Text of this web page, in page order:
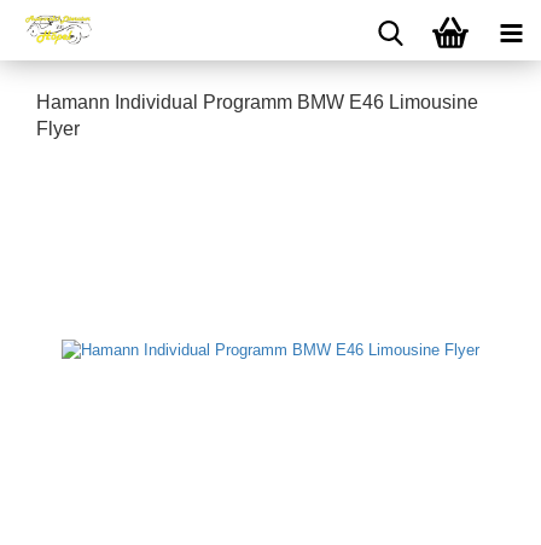
Hamann Individual Programm BMW E46 Limousine
Flyer